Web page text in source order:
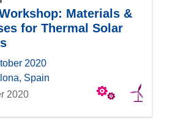
Materials &
for Thermal Solar
2020
Spain
2020